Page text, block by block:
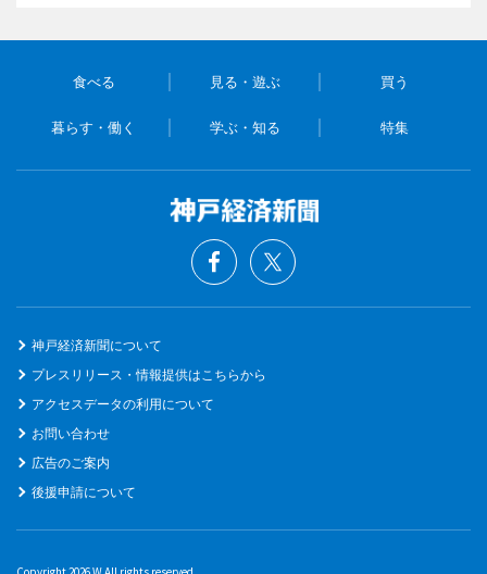
食べる 見る・遊ぶ 買う
暮らす・働く 学ぶ・知る 特集
神戸経済新聞について
プレスリリース・情報提供はこちらから
アクセスデータの利用について
お問い合わせ
広告のご案内
後援申請について